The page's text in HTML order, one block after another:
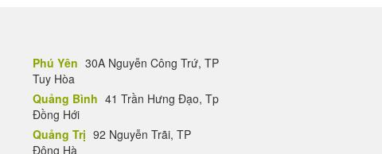
Phú Yên 30A Nguyễn Công Trứ, TP
Tuy Hòa
Quảng Bình 41 Trần Hưng Đạo, Tp
Đồng Hới
Quảng Trị 92 Nguyễn Trãi, TP
Đông Hà